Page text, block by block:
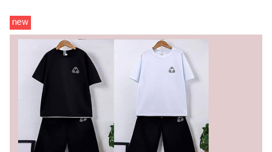
new